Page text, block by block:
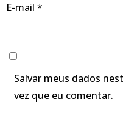
E-mail *
Salvar meus dados
vez que eu comentar.